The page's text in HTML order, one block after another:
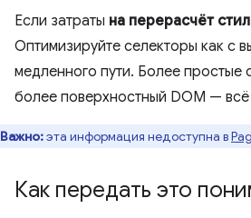
Если затраты на перерасчёт
Оптимизируйте селекторы как с
медленного пути. Более простые
более поверхностный DOM — всё
Важно:эта информация недоступна в
Как передать это